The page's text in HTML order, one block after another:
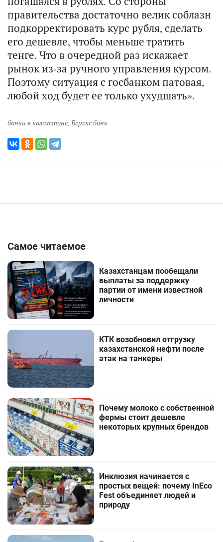
правительства достаточно велик соблазн
подкорректировать курс рубля, сделать
его дешевле, чтобы меньше тратить
тенге. Что в очередной раз искажает
рынок из-за ручного управления курсом.
Поэтому ситуация с госбанком патовая,
любой ход будет ее только ухудшать».
банки в казахстане, Береке банк
Самое читаемое
Казахстанцам пообещали
выплаты за поддержку
партии от имени известной
личности
КТК возобновил отгрузку
казахстанской нефти после
атак на танкеры
Почему молоко с собственной
фермы стоит дешевле
некоторых крупных брендов
Инклюзия начинается с
простых вещей: почему InEco
Fest объединяет людей и
природу